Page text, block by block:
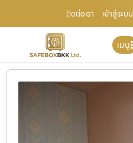
ติดต่อเรา เข้าสู่ระบบ
เมนู